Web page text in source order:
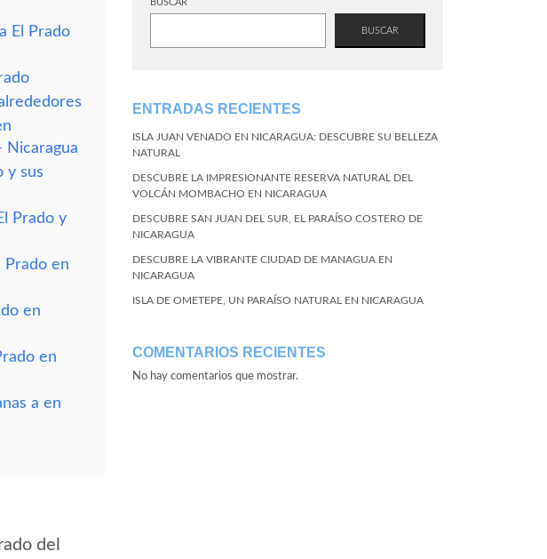
El Prado
Nicaragua
y sus
Prado y
Prado en
en
en
a en
del
BUSCAR
BUSCAR
ENTRADAS RECIENTES
ISLA JUAN VENADO EN NICARAGUA: DESCUBRE SU BELLEZA
NATURAL
DESCUBRE LA IMPRESIONANTE RESERVA NATURAL DEL
VOLCÁN MOMBACHO EN NICARAGUA
DESCUBRE SAN JUAN DEL SUR, EL PARAÍSO COSTERO DE
NICARAGUA
DESCUBRE LA VIBRANTE CIUDAD DE MANAGUA EN
NICARAGUA
ISLA DE OMETEPE, UN PARAÍSO NATURAL EN NICARAGUA
COMENTARIOS RECIENTES
No hay comentarios que mostrar.